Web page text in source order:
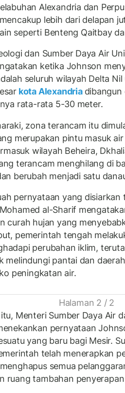
Alexandria dan
lebih dari delapan
seperti Benteng Qaitbay
dan Sumber Daya Air
ketika Johnson
seluruh wilayah Delta Nil
kota Alexandria dibangun
rata-rata 5-30 meter.
zona terancam itu
merupakan pintu masuk
wilayah Beheira,
terancam menghilang di
berubah menjadi satu
pernyataan yang disiarkan
al-Sharif
curah hujan yang
pemerintah tengah
perubahan iklim,
melindungi pantai dan
peningkatan air.
Halaman 2 / 2
Menteri Sumber Daya Air
pernyataan
yang baru bagi Mesir.
telah menerapkan
semua
ruang tambahan